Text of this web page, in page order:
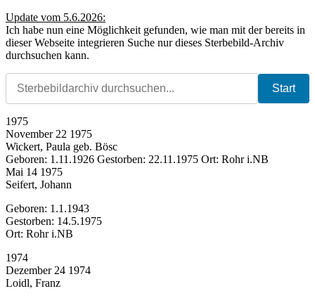
Update vom 5.6.2026:
Ich habe nun eine Möglichkeit gefunden, wie man mit der bereits in
dieser Webseite integrieren Suche nur dieses Sterbebild-Archiv
durchsuchen kann.
Timeline
durchsuchen:
1975
November 22 1975
Wickert, Paula geb. Bösc
Geboren: 1.11.1926 Gestorben: 22.11.1975 Ort: Rohr i.NB
Mai 14 1975
Seifert, Johann
Geboren: 1.1.1943
Gestorben: 14.5.1975
Ort: Rohr i.NB
1974
Dezember 24 1974
Loidl, Franz